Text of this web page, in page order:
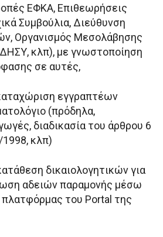
ΕΦΚΑ, Επιθεωρήσεις
Συμβούλια, Διεύθυνση
Οργανισμός Μεσολάβησης
κλπ), με γνωστοποίηση
σε αυτές,
εγγραπτέων
(πρόδηλα,
διαδικασία του άρθρου 6
κλπ)
δικαιολογητικών για
αδειών παραμονής μέσω
πλατφόρμας του Portal της